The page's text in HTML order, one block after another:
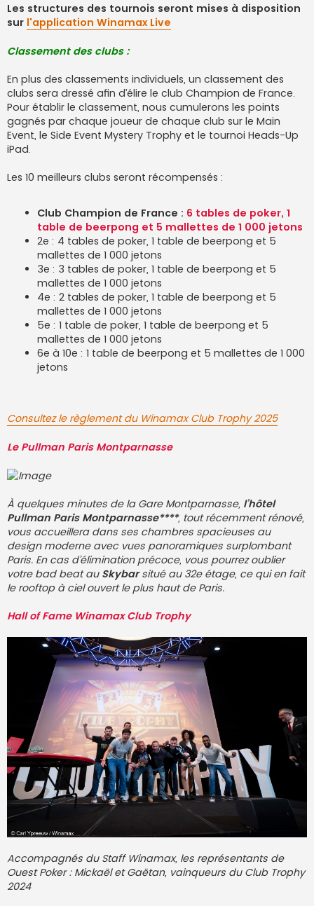
Les structures des tournois seront mises à disposition
sur l'application Winamax Live
Classement des clubs :
En plus des classements individuels, un classement des
clubs sera dressé afin d’élire le club Champion de France.
Pour établir le classement, nous cumulerons les points
gagnés par chaque joueur de chaque club sur le Main
Event, le Side Event Mystery Trophy et le tournoi Heads-Up
iPad.
Les 10 meilleurs clubs seront récompensés :
Club Champion de France : 6 tables de poker, 1
table de beerpong et 5 mallettes de 1 000 jetons
2e : 4 tables de poker, 1 table de beerpong et 5
mallettes de 1 000 jetons
3e : 3 tables de poker, 1 table de beerpong et 5
mallettes de 1 000 jetons
4e : 2 tables de poker, 1 table de beerpong et 5
mallettes de 1 000 jetons
5e : 1 table de poker, 1 table de beerpong et 5
mallettes de 1 000 jetons
6e à 10e : 1 table de beerpong et 5 mallettes de 1 000
jetons
Consultez le règlement du Winamax Club Trophy 2025
Le Pullman Paris Montparnasse
À quelques minutes de la Gare Montparnasse, l’hôtel
Pullman Paris Montparnasse****, tout récemment rénové,
vous accueillera dans ses chambres spacieuses au
design moderne avec vues panoramiques surplombant
Paris. En cas d’élimination précoce, vous pourrez oublier
votre bad beat au Skybarsitué au 32e étage, ce qui en fait
le rooftop à ciel ouvert le plus haut de Paris.
Hall of Fame Winamax Club Trophy
Accompagnés du Staff Winamax, les représentants de
Ouest Poker : Mickaël et Gaëtan, vainqueurs du Club Trophy
2024